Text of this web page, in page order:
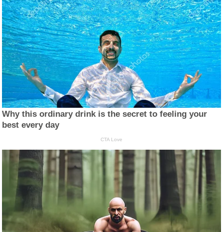
Why this ordinary drink is the secret to feeling your
best every day
CTA Love